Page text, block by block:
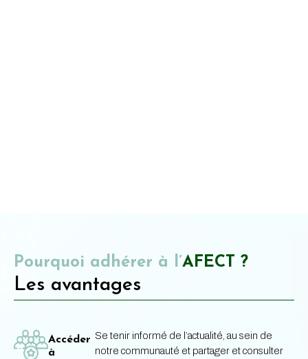
Pourquoi adhérer à l’AFECT ?
Les avantages
Accéder
à
Se tenir informé de l’actualité, au sein de
notre communauté et partager et consulter